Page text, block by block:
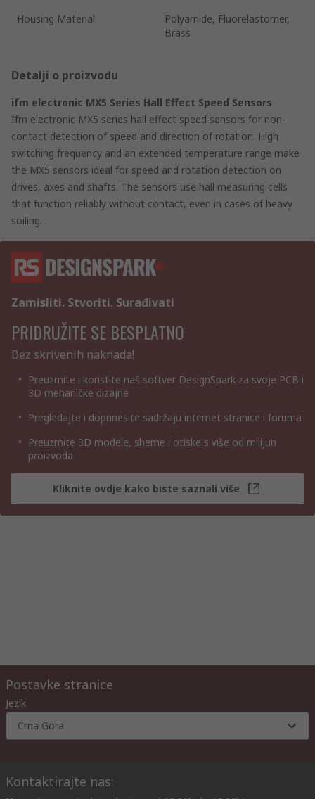
Housing Material
Polyamide, Fluorelastomer,
Brass
Detalji o proizvodu
ifm electronic MX5 Series Hall Effect Speed Sensors
Ifm electronic MX5 series hall effect speed sensors for non-
contact detection of speed and direction of rotation. High
switching frequency and an extended temperature range make
the MX5 sensors ideal for speed and rotation detection on
drives, axes and shafts. The sensors use hall measuring cells
that function reliably without contact, even in cases of heavy
soiling.
Zamisliti. Stvoriti. Surađivati
PRIDRUŽITE SE BESPLATNO
Bez skrivenih naknada!
Preuzmite i koristite naš softver DesignSpark za svoje PCB i
3D mehaničke dizajne
Pregledajte i doprinesite sadržaju internet stranice i foruma
Preuzmite 3D modele, sheme i otiske s više od milijun
proizvoda
Kliknite ovdje kako biste saznali više
Postavke stranice
Jezik
Crna Gora
Kontaktirajte nas: